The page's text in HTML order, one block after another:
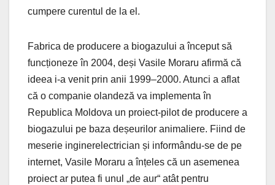
cumpere curentul de la el.
Fabrica de producere a biogazului a început să
funcționeze în 2004, deși Vasile Moraru afirmă că
ideea i-a venit prin anii 1999–2000. Atunci a aflat
că o companie olandeză va implementa în
Republica Moldova un proiect-pilot de producere a
biogazului pe baza deșeurilor animaliere. Fiind de
meserie inginerelectrician și informându-se de pe
internet, Vasile Moraru a înțeles că un asemenea
proiect ar putea fi unul „de aur“ atât pentru